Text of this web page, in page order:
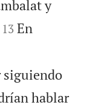
y


13 En
siguiendo
hablar